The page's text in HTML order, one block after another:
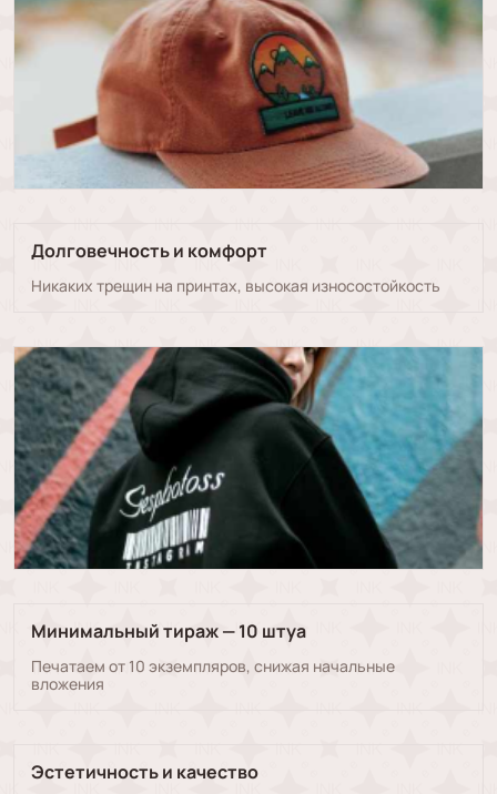
Долговечность и комфорт
Никаких трещин на принтах, высокая износостойкость
Минимальный тираж — 10 штуа
Печатаем от 10 экземпляров, снижая начальные
вложения
Эстетичность и качество